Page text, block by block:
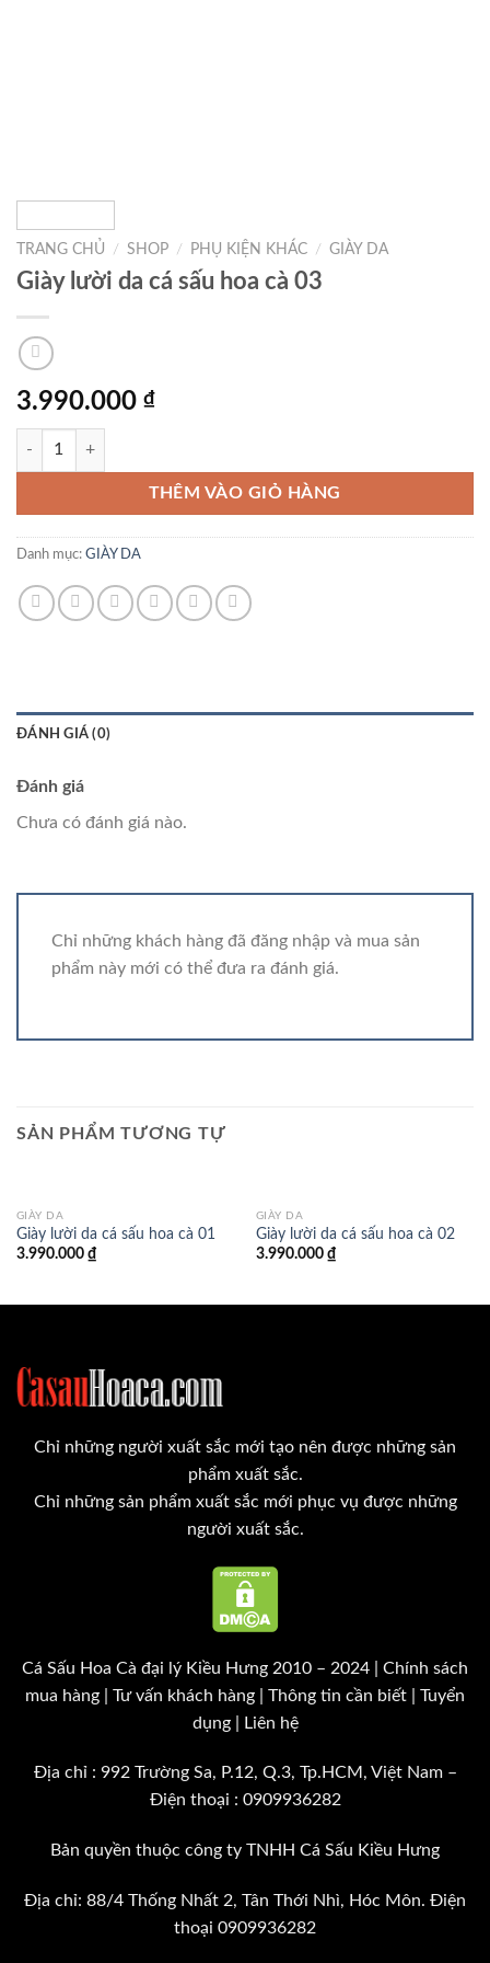
TRANG CHỦ / SHOP / PHỤ KIỆN KHÁC / GIÀY DA
Giày lười da cá sấu hoa cà 03
3.990.000 ₫
Giày lười da cá sấu hoa cà 03 số lượng
THÊM VÀO GIỎ HÀNG
Danh mục: GIÀY DA
ĐÁNH GIÁ (0)
Đánh giá
Chưa có đánh giá nào.
Chỉ những khách hàng đã đăng nhập và mua sản
phẩm này mới có thể đưa ra đánh giá.
SẢN PHẨM TƯƠNG TỰ
GIÀY DA
Giày lười da cá sấu hoa cà 01
3.990.000 ₫
GIÀY DA
Giày lười da cá sấu hoa cà 02
3.990.000 ₫
Chỉ những người xuất sắc mới tạo nên được những sản
phẩm xuất sắc.
Chỉ những sản phẩm xuất sắc mới phục vụ được những
người xuất sắc.
Cá Sấu Hoa Cà đại lý Kiều Hưng 2010 – 2024 | Chính sách
mua hàng
Tư vấn khách hàng Thông tin cần biết
Tuyển
dụng| Liên hệ
Địa chỉ : 992 Trường Sa, P.12, Q.3, Tp.HCM, Việt Nam –
Điện thoại : 0909936282
Bản quyền thuộc công ty TNHH Cá Sấu Kiều Hưng
Địa chỉ: 88/4 Thống Nhất 2, Tân Thới Nhì, Hóc Môn. Điện
thoại 0909936282